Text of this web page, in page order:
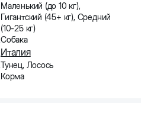
Маленький (до 10 кг),
Гигантский (45+ кг), Средний
(10-25 кг)
Собака
Италия
Тунец, Лосось
Корма